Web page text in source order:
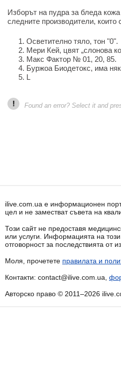
Изборът на пудра за бледа
следните производители,
Осветително тяло, тон "0".
Мери Кей, цвят „слонова
Макс Фактор № 01, 20, 85.
Буржоа Биодетокс, има
L
! Found an error? Select it and
ilive.com.ua е информационен
цел и не заместват съвета на
Този сайт не предоставя
или услуги. Информацията на
отговорност за последствията от
Моля, прочетете правилата и
Контакти: contact@ilive.com.ua,
Авторско право © 2011–2026